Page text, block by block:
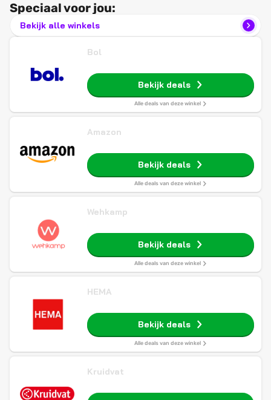
Speciaal voor jou:
Bekijk alle winkels
Bol
Bekijk deals
Alle deals van deze winkel
Amazon
Bekijk deals
Alle deals van deze winkel
Wehkamp
Bekijk deals
Alle deals van deze winkel
HEMA
Bekijk deals
Alle deals van deze winkel
Kruidvat